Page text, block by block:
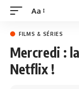
Aa
FILMS & SÉRIES
Mercredi :
Netflix !